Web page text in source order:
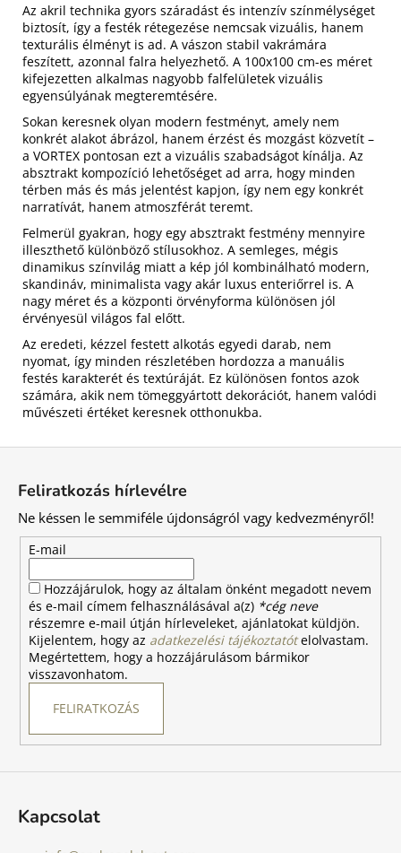
Az akril technika gyors száradást és intenzív színmélységet
biztosít, így a festék rétegezése nemcsak vizuális, hanem
texturális élményt is ad. A vászon stabil vakrámára
feszített, azonnal falra helyezhető. A 100x100 cm-es méret
kifejezetten alkalmas nagyobb falfelületek vizuális
egyensúlyának megteremtésére.
Sokan keresnek olyan modern festményt, amely nem
konkrét alakot ábrázol, hanem érzést és mozgást közvetít –
a VORTEX pontosan ezt a vizuális szabadságot kínálja. Az
absztrakt kompozíció lehetőséget ad arra, hogy minden
térben más és más jelentést kapjon, így nem egy konkrét
narratívát, hanem atmoszférát teremt.
Felmerül gyakran, hogy egy absztrakt festmény mennyire
illeszthető különböző stílusokhoz. A semleges, mégis
dinamikus színvilág miatt a kép jól kombinálható modern,
skandináv, minimalista vagy akár luxus enteriőrrel is. A
nagy méret és a központi örvényforma különösen jól
érvényesül világos fal előtt.
Az eredeti, kézzel festett alkotás egyedi darab, nem
nyomat, így minden részletében hordozza a manuális
festés karakterét és textúráját. Ez különösen fontos azok
számára, akik nem tömeggyártott dekorációt, hanem valódi
művészeti értéket keresnek otthonukba.
Feliratkozás hírlevélre
Ne késsen le semmiféle újdonságról vagy kedvezményről!
E-mail
Hozzájárulok, hogy az általam önként megadott nevem
és e-mail címem felhasználásával a(z) *cég neve
részemre e-mail útján hírleveleket, ajánlatokat küldjön.
Kijelentem, hogy az adatkezelési tájékoztatót elolvastam.
Megértettem, hogy a hozzájárulásom bármikor
visszavonhatom.
FELIRATKOZÁS
Kapcsolat